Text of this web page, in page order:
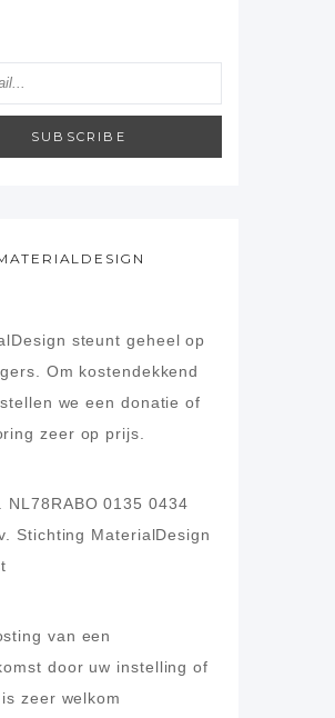
SUBSCRIBE
steunt geheel op
Om kostendekkend
we een donatie of
zeer op prijs.
NL78RABO 0135 0434
Stichting MaterialDesign
van een
door uw instelling of
zeer welkom